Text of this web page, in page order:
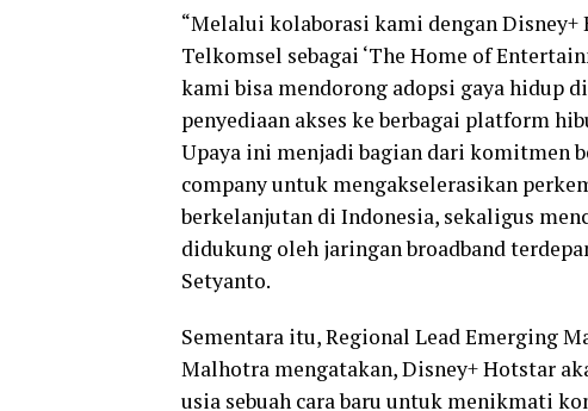
“Melalui kolaborasi kami dengan
Telkomsel sebagai ‘The Home of
kami bisa mendorong adopsi gaya hidup
penyediaan akses ke berbagai platform
Upaya ini menjadi bagian dari komitmen
company untuk mengakselerasikan
berkelanjutan di Indonesia, sekaligus
didukung oleh jaringan broadband
Setyanto.
Sementara itu, Regional Lead Emerging
Malhotra mengatakan, Disney+ Hotstar
usia sebuah cara baru untuk menikmati